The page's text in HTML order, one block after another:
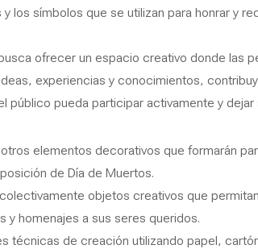
los símbolos que se utilizan para honrar y
ofrecer un espacio creativo donde las
experiencias y conocimientos,
público pueda participar activamente y
elementos decorativos que formarán
de Día de Muertos.
objetos creativos que
y homenajes a sus seres queridos.
técnicas de creación utilizando papel,